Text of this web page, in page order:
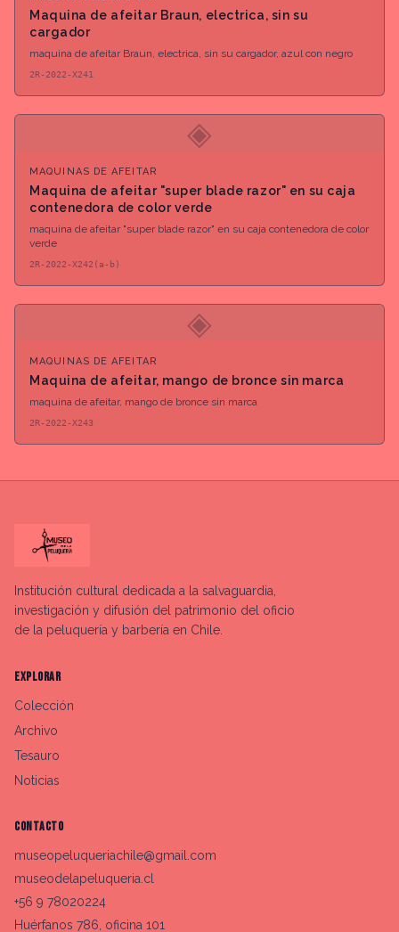
Maquina de afeitar Braun, electrica, sin su
cargador
maquina de afeitar Braun, electrica, sin su cargador, azul con negro
2R-2022-X241
◈
MAQUINAS DE AFEITAR
Maquina de afeitar "super blade razor" en su caja
contenedora de color verde
maquina de afeitar "super blade razor" en su caja contenedora de color
verde
2R-2022-X242(a-b)
◈
MAQUINAS DE AFEITAR
Maquina de afeitar, mango de bronce sin marca
maquina de afeitar, mango de bronce sin marca
2R-2022-X243
Institución cultural dedicada a la salvaguardia,
investigación y difusión del patrimonio del oficio
de la peluquería y barbería en Chile.
EXPLORAR
Colección
Archivo
Tesauro
Noticias
CONTACTO
museopeluqueriachile@gmail.com
museodelapeluqueria.cl
+56 9 78020224
Huérfanos 786, oficina 101